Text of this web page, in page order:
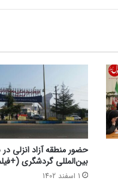
حضور منطقه آزاد انزلی در
بین‌المللی گردشگری
1 اسفند 1402